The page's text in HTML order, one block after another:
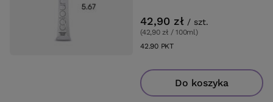
42,90 zł / szt.
(42,90 zł / 100ml)
42.90PKTpunktów
Do koszyka